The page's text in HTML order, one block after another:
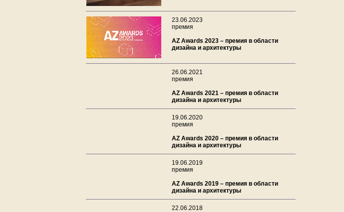
23.06.2023
премия
AZ Awards 2023 – премия в области
дизайна и архитектуры
26.06.2021
премия
AZ Awards 2021 – премия в области
дизайна и архитектуры
19.06.2020
премия
AZ Awards 2020 – премия в области
дизайна и архитектуры
19.06.2019
премия
AZ Awards 2019 – премия в области
дизайна и архитектуры
22.06.2018